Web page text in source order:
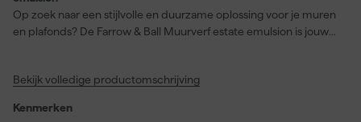
Op zoek naar een stijlvolle en duurzame oplossing voor je muren
en plafonds? De Farrow & Ball Muurverf estate emulsion is jouw
afwerking. Of het nu gaat om behang, cement en pleisterwerk of
rendement van 14 vierkante meter per liter en een stofdroge tijd
Bekijk volledige productomschrijving
Kenmerken